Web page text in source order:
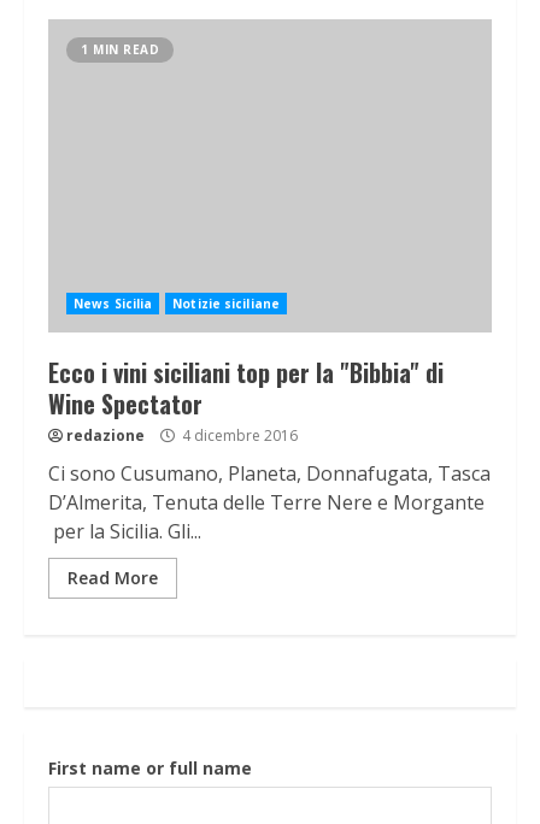
1 MIN READ
News Sicilia Notizie siciliane
Ecco i vini siciliani top per la "Bibbia" di
Wine Spectator
redazione 4 dicembre 2016
Ci sono Cusumano, Planeta, Donnafugata, Tasca
D’Almerita, Tenuta delle Terre Nere e Morgante
per la Sicilia. Gli...
Read More
First name or full name